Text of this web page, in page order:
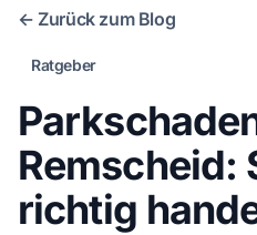
STANDORTE
ÜBER UNS
KONTAKT
← Zurück zum Blog
Ratgeber
Remscheid:
richtig